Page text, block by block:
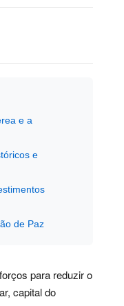
e a
e
de Paz
para reduzir o
capital do